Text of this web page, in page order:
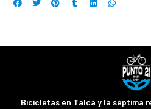
Bicicletas en Talca y la séptima